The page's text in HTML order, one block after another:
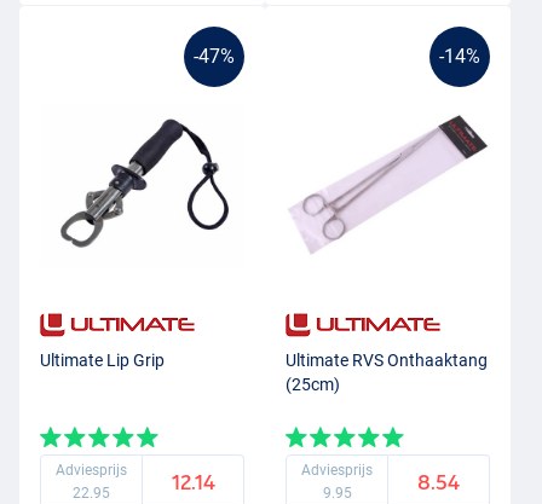
-47%
Ultimate Lip Grip
Adviesprijs
22.95
12.14
-14%
Ultimate RVS Onthaaktang
(25cm)
Adviesprijs
9.95
8.54